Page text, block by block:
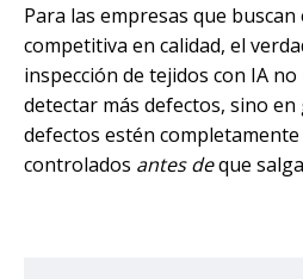
Para las empresas que
competitiva en calidad, el
inspección de tejidos con IA
detectar más defectos, sino
defectos estén
controlados antes deque